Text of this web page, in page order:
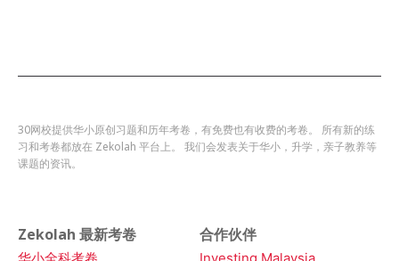
30网校提供华小原创习题和历年考卷，有免费也有收费的考卷。 所有新的练
习和考卷都放在 Zekolah 平台上。 我们会发表关于华小，升学，亲子教养等
课题的资讯。
Zekolah 最新考卷
华小全科考卷
合作伙伴
Investing Malaysia